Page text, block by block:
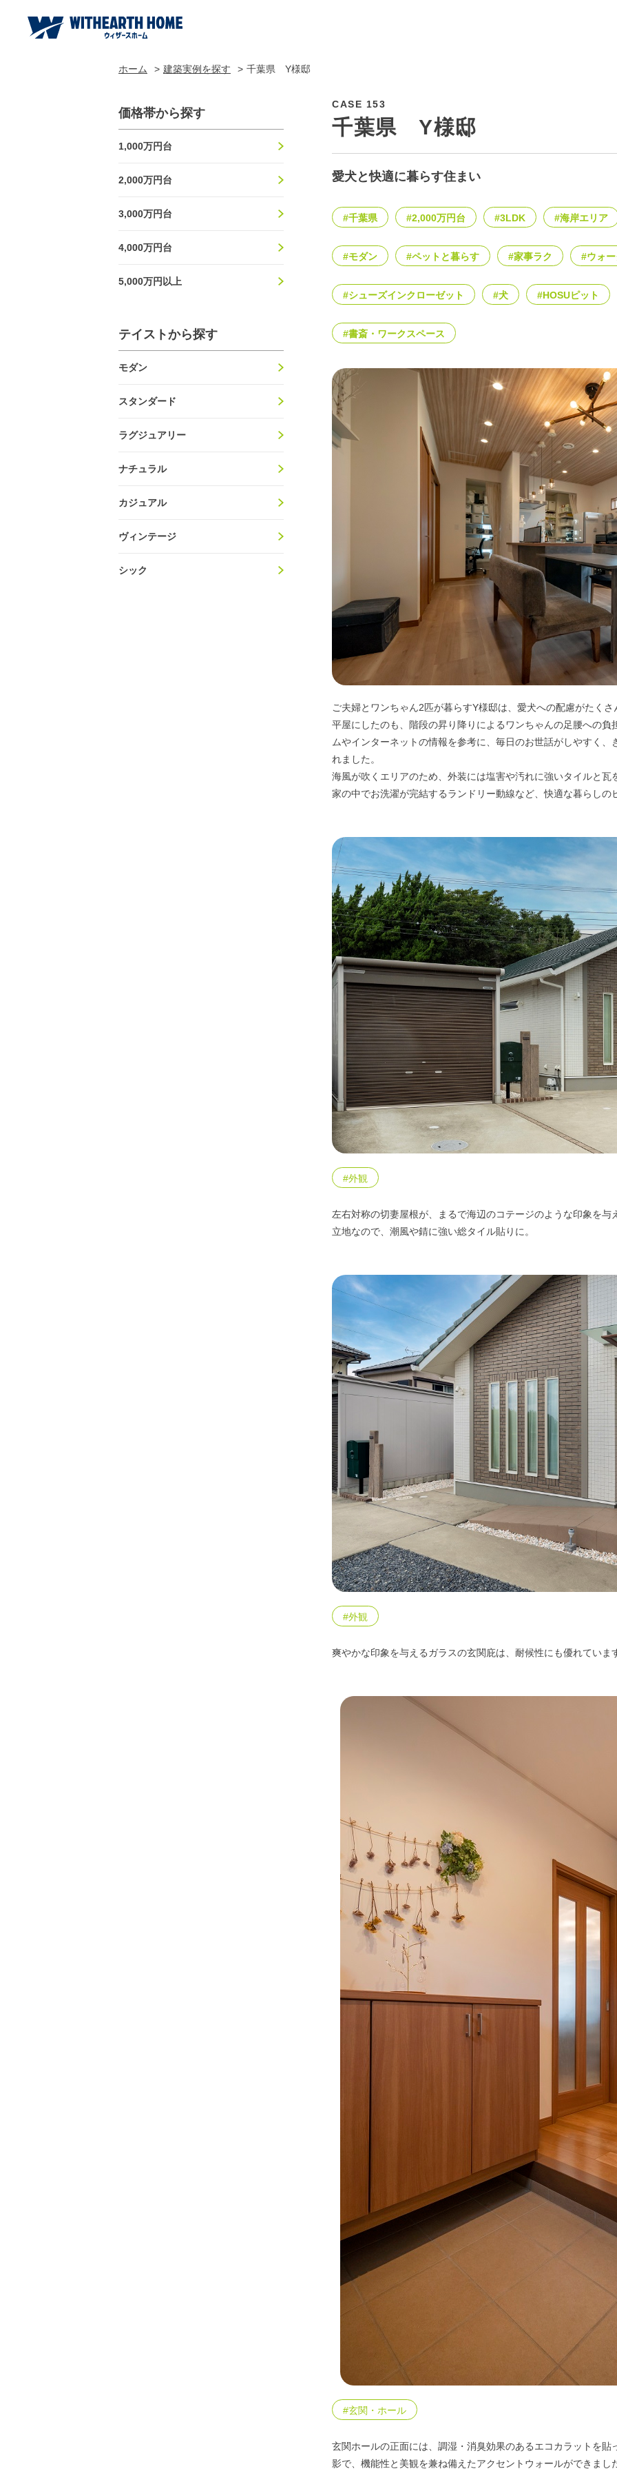
WITHEARTH HOME の BEST
エリア限定商品
ホーム 建築実例を探す 千葉県 Y様邸
CASE 153
千葉県 Y様邸
愛犬と快適に暮らす住まい
#千葉県 #2,000万円台 #3LDK #海岸エリア
#モダン #ペットと暮らす #家事ラク #ウォ
#シューズインクローゼット #犬 #HOSUピット
#書斎・ワークスペース
ご夫婦とワンちゃん2匹が暮らすY様邸は、愛犬への配慮がたく
平屋にしたのも、階段の昇り降りによるワンちゃんの足腰への
ムやインターネットの情報を参考に、毎日のお世話がしやすく
れました。
海風が吹くエリアのため、外装には塩害や汚れに強いタイルと
家の中でお洗濯が完結するランドリー動線など、快適な暮らし
#外観
左右対称の切妻屋根が、まるで海辺のコテージのような印象を
立地なので、潮風や錆に強い総タイル貼りに。
#外観
爽やかな印象を与えるガラスの玄関庇は、耐候性にも優れていま
#玄関・ホール
玄関ホールの正面には、調湿・消臭効果のあるエコカラットを
影で、機能性と美観を兼ね備えたアクセントウォールができまし
価格帯から探す
1,000万円台
2,000万円台
3,000万円台
4,000万円台
5,000万円以上
テイストから探す
モダン
スタンダード
ラグジュアリー
ナチュラル
カジュアル
ヴィンテージ
シック